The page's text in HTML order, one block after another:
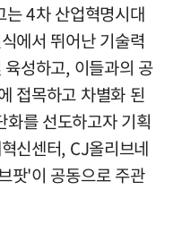
4차 산업혁명시대
에서 뛰어난 기술력
성하고, 이들과의 공
접목하고 차별화 된
를 선도하고자 기획
신센터, CJ올리브네
팟'이 공동으로 주관